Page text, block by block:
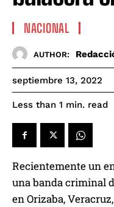
NACIONAL
AUTHOR:
septiembre 13, 2022
Less than 1 min. read
Recientemente un
una banda criminal
en Orizaba,